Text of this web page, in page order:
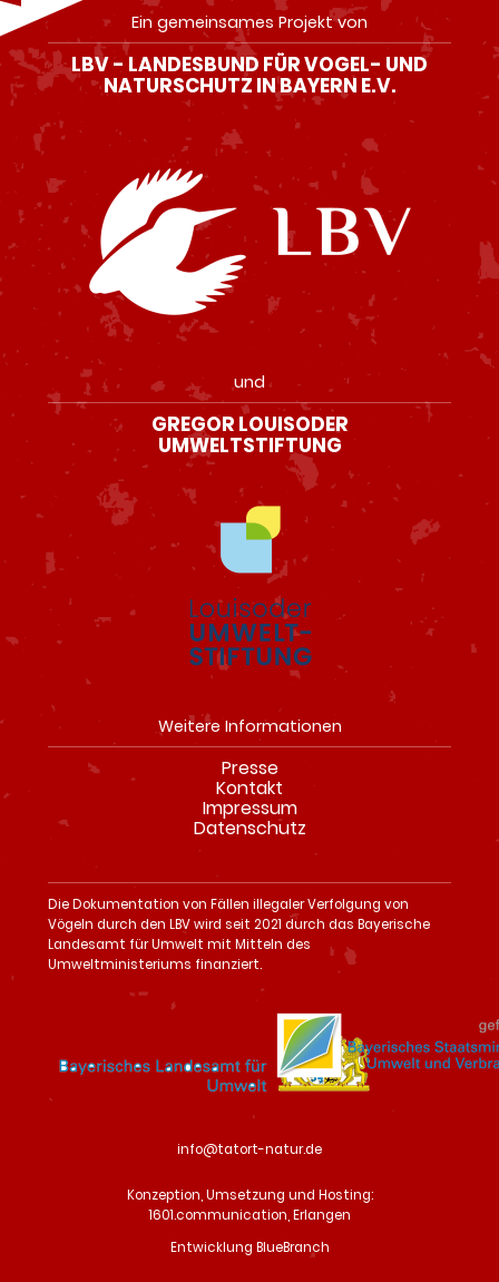
Ein gemeinsames Projekt von
LBV - LANDESBUND FÜR VOGEL- UND
NATURSCHUTZ IN BAYERN E.V.
und
GREGOR LOUISODER
UMWELTSTIFTUNG
Weitere Informationen
Navigation
überspringen
Presse
Kontakt
Impressum
Datenschutz
Die Dokumentation von Fällen illegaler Verfolgung von
Vögeln durch den LBV wird seit 2021 durch das Bayerische
Landesamt für Umwelt mit Mitteln des
Umweltministeriums finanziert.
info@tatort-natur.de
Konzeption, Umsetzung und Hosting:
1601.communication, Erlangen
Entwicklung BlueBranch